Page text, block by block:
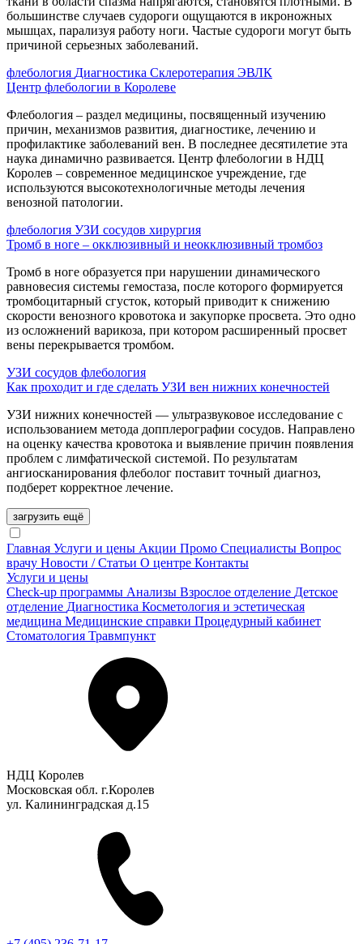
большинстве случаев судороги ощущаются в икроножных
мышцах, парализуя работу ноги. Частые судороги могут быть
причиной серьезных заболеваний.
флебология Диагностика Склеротерапия ЭВЛК
Центр флебологии в Королеве
Флебология – раздел медицины, посвященный изучению
причин, механизмов развития, диагностике, лечению и
профилактике заболеваний вен. В последнее десятилетие эта
наука динамично развивается. Центр флебологии в НДЦ
Королев – современное медицинское учреждение, где
используются высокотехнологичные методы лечения
венозной патологии.
флебология УЗИ сосудов хирургия
Тромб в ноге – окклюзивный и неокклюзивный тромбоз
Тромб в ноге образуется при нарушении динамического
равновесия системы гемостаза, после которого формируется
тромбоцитарный сгусток, который приводит к снижению
скорости венозного кровотока и закупорке просвета. Это одно
из осложнений варикоза, при котором расширенный просвет
вены перекрывается тромбом.
УЗИ сосудов флебология
Как проходит и где сделать УЗИ вен нижних конечностей
УЗИ нижних конечностей — ультразвуковое исследование с
использованием метода допплерографии сосудов. Направлено
на оценку качества кровотока и выявление причин появления
проблем с лимфатической системой. По результатам
ангиосканирования флеболог поставит точный диагноз,
подберет корректное лечение.
загрузить ещё
Главная Услуги и цены Акции Промо Специалисты Вопрос
врачу Новости / Статьи О центре Контакты
Услуги и цены
Check-up программы Анализы Взрослое отделение Детское
отделение Диагностика Косметология и эстетическая
медицина Медицинские справки Процедурный кабинет
Стоматология Травмпункт
НДЦ Королев
Московская обл. г.Королев
ул. Калининградская д.15